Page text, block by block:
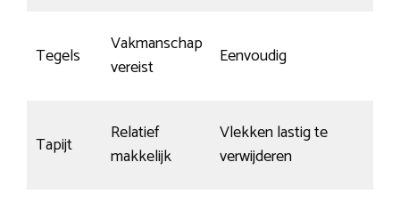
Tegels
Vakmanschap
vereist
Eenvoudig
Tapijt
Relatief
makkelijk
Vlekken lastig te
verwijderen